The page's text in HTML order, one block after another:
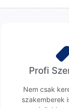
Profi
Nem csak
szakemberek